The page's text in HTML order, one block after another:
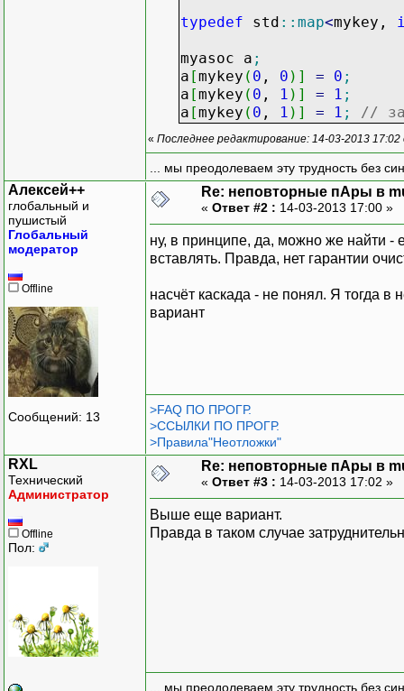
typedef std :: map<mykey,
myasoc a ;
a [mykey ( 0 , 0 ) ] = 0 ;
a [mykey ( 0 , 1 ) ] = 1 ;
a [mykey ( 0 , 1 ) ] = 1 ; //
« Последнее редактирование: 14-03-2013
... мы преодолеваем эту трудность без
Алексей++
глобальный и
пушистый
Глобальный
модератор
Offline
Сообщений: 13
Re: неповторные пАры в
« Ответ #2 : 14-03-2013 17:00 »
ну, в принципе, да, можно же найти -
вставлять. Правда, нет гарантии
насчёт каскада - не понял. Я тогда
вариант
>FAQ ПО ПРОГР.
>ССЫЛКИ ПО ПРОГР.
>Правила"Неотложки"
RXL
Технический
Администратор
Offline
Пол:
Re: неповторные пАры в
« Ответ #3 : 14-03-2013 17:02 »
Выше еще вариант.
Правда в таком случае
... мы преодолеваем эту трудность без